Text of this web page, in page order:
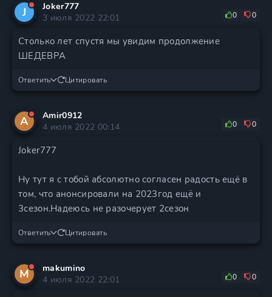
J
Joker777
3 июля 2022 22:01
0 0
Столько лет спустя мы увидим продолжение
ШЕДЕВРА
Ответить Цитировать
A
Amir0912
4 июля 2022 00:14
0 0
Joker777
Ну тут я с тобой абсолютно согласен радость ещё в
том, что анонсировали на 2023год ещё и
3сезон.Надеюсь не разочерует 2сезон
Ответить Цитировать
M
makumino
4 июля 2022 22:01
0 0